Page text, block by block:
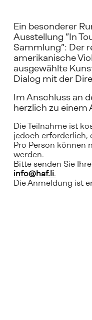
Ein besonderer
Ausstellung ”In
Sammlung”: Der
amerikanische
ausgewählte
Dialog mit der
Im Anschluss an
herzlich zu einem
Die Teilnahme ist
jedoch erforderlich,
Pro Person können
werden.
info@haf.li.
Die Anmeldung ist